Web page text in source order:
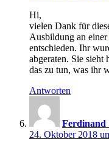
Hi,
vielen Dank für
Ausbildung an einer
entschieden. Ihr
abgeraten. Sie
das zu tun, was ihr
Antworten
Ferdinand
24. Oktober 2018